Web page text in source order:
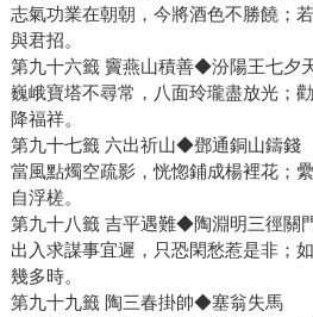
志氣功業在朝朝，今將酒色不勝饒；
與君招。
第九十六籤 竇燕山積善◆汾陽王七夕
巍峨寶塔不尋常，八面玲瓏盡放光；
降福祥。
第九十七籤 六出祈山◆鄧通銅山鑄錢
當風點燭空疏影，恍惚鋪成楊裡花；
自浮槎。
第九十八籤 吉平遇難◆陶淵明三徑關
出入求謀事宜遲，只恐閑愁惹是非；
幾多時。
第九十九籤 陶三春掛帥◆塞翁失馬